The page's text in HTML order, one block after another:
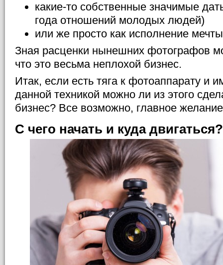
какие-то собственные значимые
года отношений молодых людей)
или же просто как исполнение
Зная расценки нынешних фотографов
что это весьма неплохой бизнес.
Итак, если есть тяга к фотоаппарату и
данной техникой можно ли из этого
бизнес? Все возможно, главное
С чего начать и куда двигаться?